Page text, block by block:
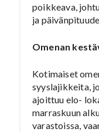
poikkeava,
ja
Omenan
Kotimaiset
syyslajikkeita,
ajoittuu elo-
marraskuun
varastoissa,